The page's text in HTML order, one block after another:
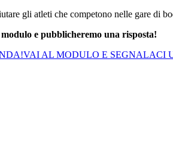
gli atleti che competono nelle gare di
e pubblicheremo una risposta!
VAI AL MODULO E SEGNALACI